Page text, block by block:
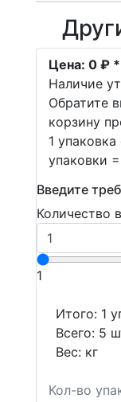
Цена: 0 ₽
Наличие
Обратите
корзину
1
упаковки
Введите
Количество
1
Итого: 1
Всего: 5
Вес: кг
Кол-во